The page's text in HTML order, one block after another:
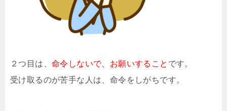
２つ目は、 命令しないで、お願いすること です。
受け取るのが苦手な人は、命令をしがちです。